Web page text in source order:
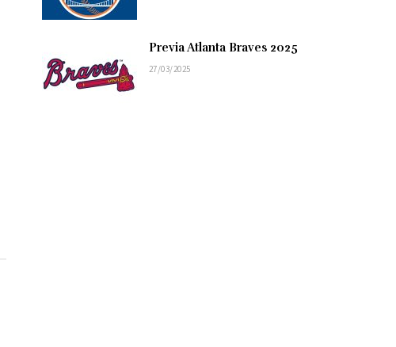
Previa Atlanta Braves 2025
27/03/2025